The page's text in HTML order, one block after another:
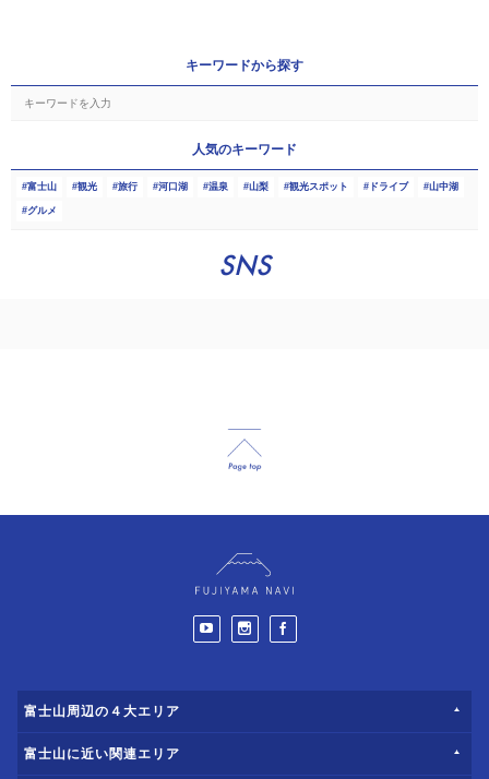
キーワードから探す
人気のキーワード
富士山 観光 旅行 河口湖 温泉 山梨 観光スポット ドライブ 山中湖
グルメ
SNS
富士山周辺の４大エリア
富士山に近い関連エリア